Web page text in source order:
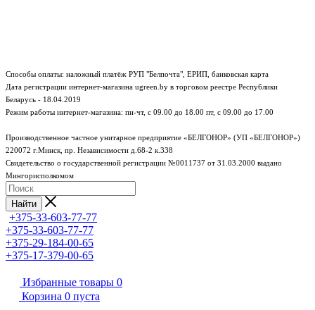
Способы оплаты: наложный платёж РУП "Белпочта", ЕРИП, банковская карта
Дата регистрации интернет-магазина ugreen.by в торговом реестре Республики
Беларусь - 18.04.2019
Режим работы интернет-магазина: пн-чт, с 09.00 до 18.00 пт, с 09.00 до 17.00
Производственное частное унитарное предприятие «БЕЛГОНОР» (УП «БЕЛГОНОР»)
220072 г.Минск, пр. Независимости д.68-2 к.338
Свидетельство о государственной регистрации №0011737 от 31.03.2000 выдано
Мингорисполкомом
Найти
+375-33-603-77-77
+375-33-603-77-77
+375-29-184-00-65
+375-17-379-00-65
Избранные товары 0
Корзина 0 пуста